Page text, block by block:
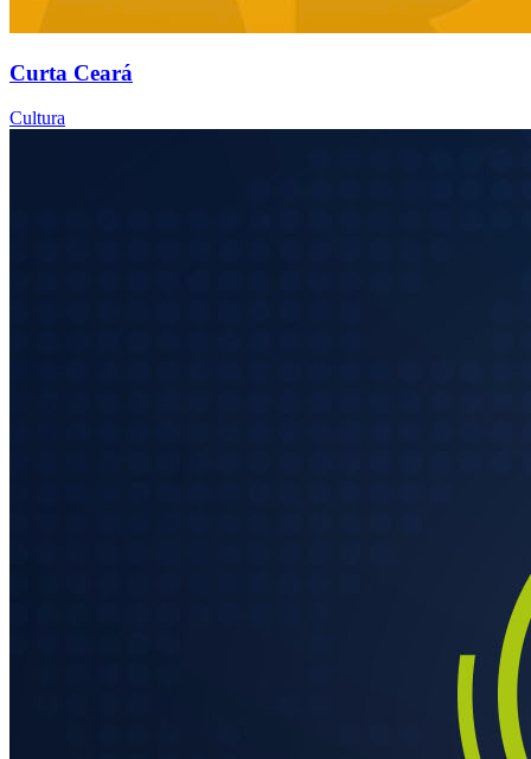
Curta Ceará
Cultura